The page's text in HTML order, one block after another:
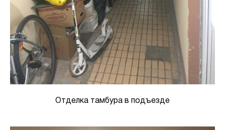
Отделка тамбура в подъезде